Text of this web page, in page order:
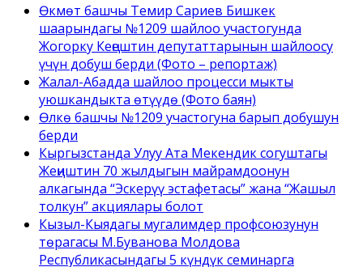
Өкмөт башчы Темир Сариев Бишкек
шаарындагы №1209 шайлоо участогунда
Жогорку Кеңештин депутаттарынын шайлоосу
үчүн добуш берди (Фото – репортаж)
Жалал-Абадда шайлоо процесси мыкты
уюшкандыкта өтүүдө (Фото баян)
Өлкө башчы №1209 участогуна барып добушун
берди
Кыргызстанда Улуу Ата Мекендик согуштагы
Жеңиштин 70 жылдыгын майрамдоонун
алкагында “Эскерүү эстафетасы” жана “Жашыл
толкун” акциялары болот
Кызыл-Кыядагы мугалимдер профсоюзунун
төрагасы М.Буванова Молдова
Республикасындагы 5 күндүк семинарга